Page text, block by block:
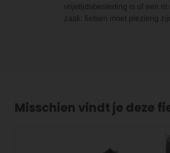
vrijetijdsbesteding is of een rit
zaak: fietsen moet plezierig
Misschien vindt je deze